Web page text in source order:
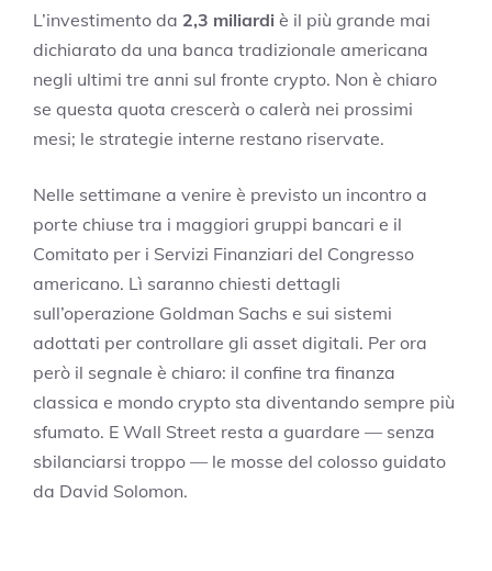
L’investimento da 2,3 miliardi è il più grande mai
dichiarato da una banca tradizionale americana
negli ultimi tre anni sul fronte crypto. Non è chiaro
se questa quota crescerà o calerà nei prossimi
mesi; le strategie interne restano riservate.
Nelle settimane a venire è previsto un incontro a
porte chiuse tra i maggiori gruppi bancari e il
Comitato per i Servizi Finanziari del Congresso
americano. Lì saranno chiesti dettagli
sull’operazione Goldman Sachs e sui sistemi
adottati per controllare gli asset digitali. Per ora
però il segnale è chiaro: il confine tra finanza
classica e mondo crypto sta diventando sempre più
sfumato. E Wall Street resta a guardare — senza
sbilanciarsi troppo — le mosse del colosso guidato
da David Solomon.